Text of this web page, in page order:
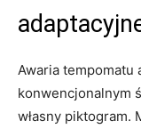
Awaria tempomatu
konwencjonalnym
własny piktogram.